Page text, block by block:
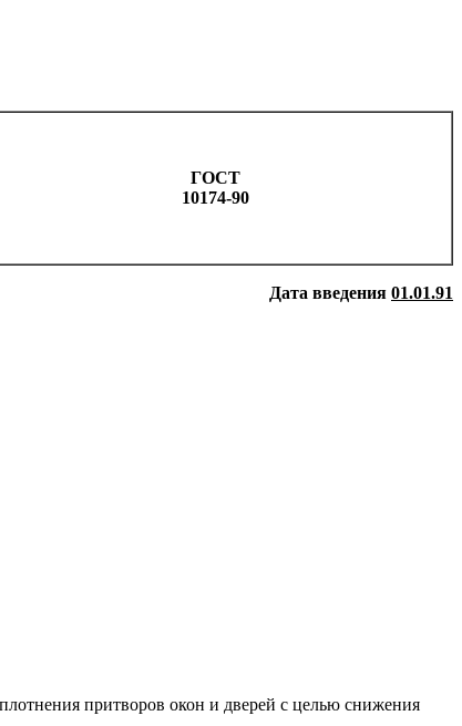
ГОСТ
10174-90
Дата введения 01.01.91
притворов окон и дверей с целью снижения